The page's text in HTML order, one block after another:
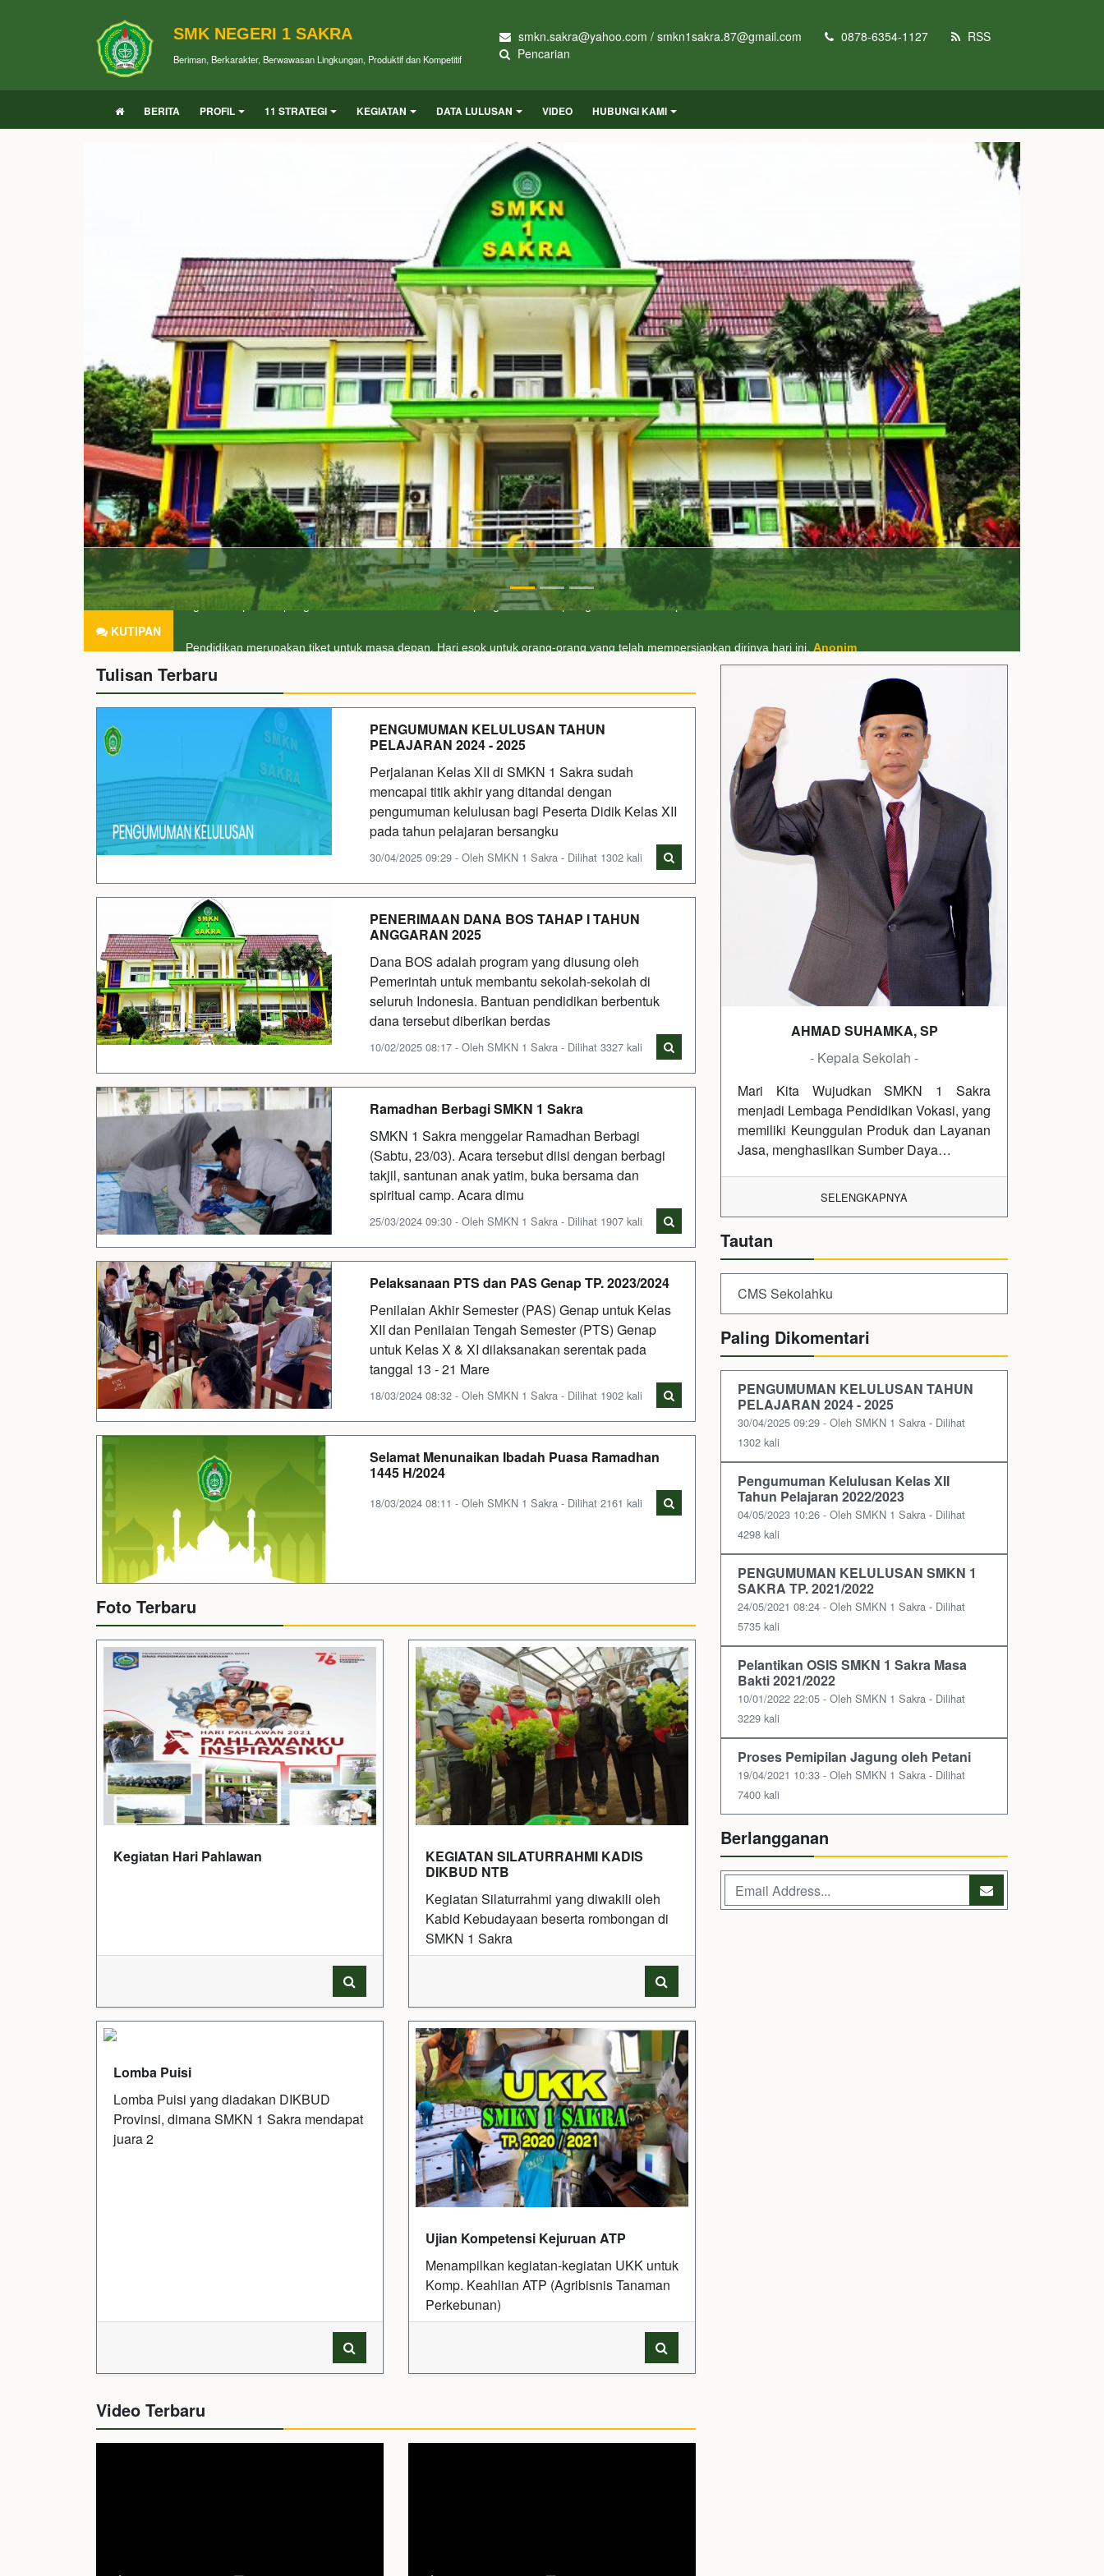
SMK NEGERI 1 SAKRA
Beriman, Berkarakter, Berwawasan Lingkungan, Produktif dan Kompetitif
smkn.sakra@yahoo.com / smkn1sakra.87@gmail.com 0878-6354-1127
RSS
Pencarian
BERITA PROFIL 11 STRATEGI KEGIATAN DATA LULUSAN VIDEO HUBUNGI KAMI
KUTIPAN
Pendidikan merupakan tiket untuk masa depan. Hari esok untuk orang-orang yang telah mempersiapkan dirinya hari ini.
Tulisan Terbaru
PENGUMUMAN KELULUSAN TAHUN
PELAJARAN 2024 - 2025
Perjalanan Kelas XII di SMKN 1 Sakra sudah
mencapai titik akhir yang ditandai dengan
pengumuman kelulusan bagi Peserta Didik Kelas XII
pada tahun pelajaran bersangku
30/04/2025 09:29 - Oleh SMKN 1 Sakra - Dilihat 1302 kali
PENERIMAAN DANA BOS TAHAP I TAHUN
ANGGARAN 2025
Dana BOS adalah program yang diusung oleh
Pemerintah untuk membantu sekolah-sekolah di
seluruh Indonesia. Bantuan pendidikan berbentuk
dana tersebut diberikan berdas
10/02/2025 08:17 - Oleh SMKN 1 Sakra - Dilihat 3327 kali
Ramadhan Berbagi SMKN 1 Sakra
SMKN 1 Sakra menggelar Ramadhan Berbagi
(Sabtu, 23/03). Acara tersebut diisi dengan berbagi
takjil, santunan anak yatim, buka bersama dan
spiritual camp. Acara dimu
25/03/2024 09:30 - Oleh SMKN 1 Sakra - Dilihat 1907 kali
Pelaksanaan PTS dan PAS Genap TP. 2023/2024
Penilaian Akhir Semester (PAS) Genap untuk Kelas
XII dan Penilaian Tengah Semester (PTS) Genap
untuk Kelas X & XI dilaksanakan serentak pada
tanggal 13 - 21 Mare
18/03/2024 08:32 - Oleh SMKN 1 Sakra - Dilihat 1902 kali
Selamat Menunaikan Ibadah Puasa Ramadhan
1445 H/2024
18/03/2024 08:11 - Oleh SMKN 1 Sakra - Dilihat 2161 kali
Foto Terbaru
Kegiatan Hari Pahlawan
KEGIATAN SILATURRAHMI KADIS
DIKBUD NTB
Kegiatan Silaturrahmi yang diwakili oleh
Kabid Kebudayaan beserta rombongan di
SMKN 1 Sakra
Lomba Puisi
Lomba Puisi yang diadakan DIKBUD
Provinsi, dimana SMKN 1 Sakra mendapat
juara 2
Ujian Kompetensi Kejuruan ATP
Menampilkan kegiatan-kegiatan UKK untuk
Komp. Keahlian ATP (Agribisnis Tanaman
Perkebunan)
Video Terbaru
AHMAD SUHAMKA, SP
- Kepala Sekolah -
Mari Kita Wujudkan SMKN 1 Sakra
menjadi Lembaga Pendidikan Vokasi, yang
memiliki Keunggulan Produk dan Layanan
Jasa, menghasilkan Sumber Daya…
SELENGKAPNYA
Tautan
CMS Sekolahku
Paling Dikomentari
PENGUMUMAN KELULUSAN TAHUN
PELAJARAN 2024 - 2025
30/04/2025 09:29 - Oleh SMKN 1 Sakra - Dilihat
1302 kali
Pengumuman Kelulusan Kelas XII
Tahun Pelajaran 2022/2023
04/05/2023 10:26 - Oleh SMKN 1 Sakra - Dilihat
4298 kali
PENGUMUMAN KELULUSAN SMKN 1
SAKRA TP. 2021/2022
24/05/2021 08:24 - Oleh SMKN 1 Sakra - Dilihat
5735 kali
Pelantikan OSIS SMKN 1 Sakra Masa
Bakti 2021/2022
10/01/2022 22:05 - Oleh SMKN 1 Sakra - Dilihat
3229 kali
Proses Pemipilan Jagung oleh Petani
19/04/2021 10:33 - Oleh SMKN 1 Sakra - Dilihat
7400 kali
Berlangganan